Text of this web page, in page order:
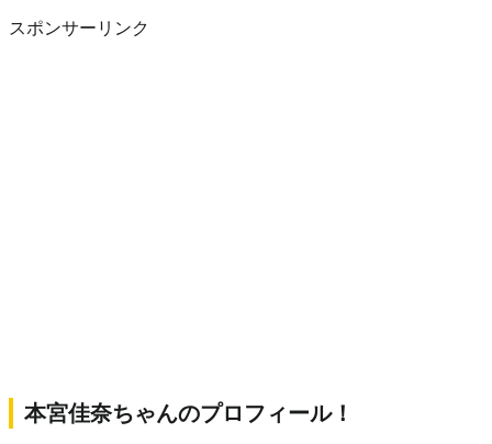
スポンサーリンク
本宮佳奈ちゃんのプロフィール！